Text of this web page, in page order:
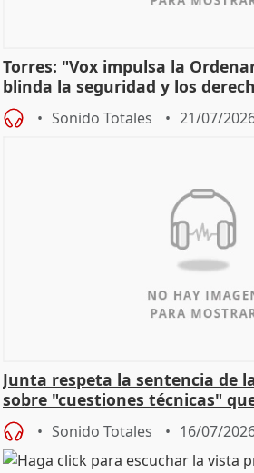
Torres: "Vox impulsa la
blinda la seguridad y los
control"
Sonido Totales 21/07/
Junta respeta la sentencia de
sobre "cuestiones técnicas"
const
Sonido Totales 16/07/